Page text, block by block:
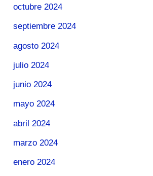
octubre 2024
septiembre 2024
agosto 2024
julio 2024
junio 2024
mayo 2024
abril 2024
marzo 2024
enero 2024